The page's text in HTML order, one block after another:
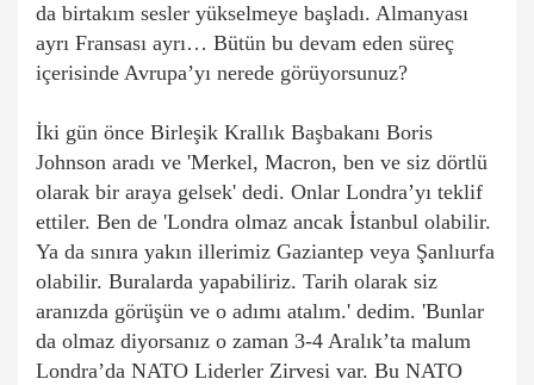
da birtakım sesler yükselmeye başladı. Almanyası
ayrı Fransası ayrı… Bütün bu devam eden süreç
içerisinde Avrupa’yı nerede görüyorsunuz?
İki gün önce Birleşik Krallık Başbakanı Boris
Johnson aradı ve 'Merkel, Macron, ben ve siz dörtlü
olarak bir araya gelsek' dedi. Onlar Londra’yı teklif
ettiler. Ben de 'Londra olmaz ancak İstanbul olabilir.
Ya da sınıra yakın illerimiz Gaziantep veya Şanlıurfa
olabilir. Buralarda yapabiliriz. Tarih olarak siz
aranızda görüşün ve o adımı atalım.' dedim. 'Bunlar
da olmaz diyorsanız o zaman 3-4 Aralık’ta malum
Londra’da NATO Liderler Zirvesi var. Bu NATO